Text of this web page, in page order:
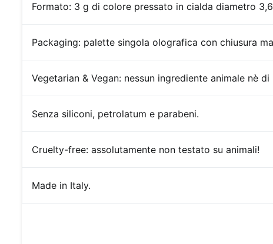
Formato: 3 g di colore pressato in cialda diametro
Packaging: palette singola olografica con chiusura
Vegetarian & Vegan: nessun ingrediente animale nè
Senza siliconi, petrolatum e parabeni.
Cruelty-free: assolutamente non testato su animali!
Made in Italy.